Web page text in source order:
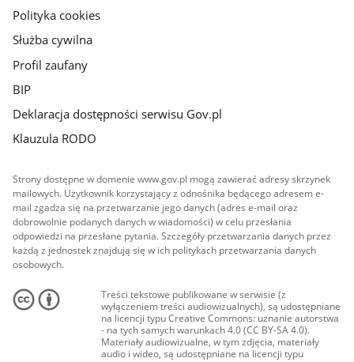
Polityka cookies
Służba cywilna
Profil zaufany
BIP
Deklaracja dostępności serwisu Gov.pl
Klauzula RODO
Strony dostępne w domenie www.gov.pl mogą zawierać adresy skrzynek
mailowych. Użytkownik korzystający z odnośnika będącego adresem e-
mail zgadza się na przetwarzanie jego danych (adres e-mail oraz
dobrowolnie podanych danych w wiadomości) w celu przesłania
odpowiedzi na przesłane pytania. Szczegóły przetwarzania danych przez
każdą z jednostek znajdują się w ich politykach przetwarzania danych
osobowych.
Treści tekstowe publikowane w serwisie (z
wyłączeniem treści audiowizualnych), są udostępniane
na licencji typu Creative Commons: uznanie autorstwa
- na tych samych warunkach 4.0 (CC BY-SA 4.0).
Materiały audiowizualne, w tym zdjęcia, materiały
audio i wideo, są udostępniane na licencji typu